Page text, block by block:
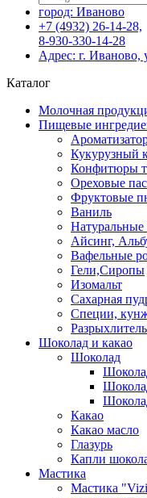
город: Иваново
+7 (4932) 26-14-28,
8-930-330-14-28
Адрес: г. Иваново,
Каталог
Молочная
Пищевые
Кукурузный
Конфитюры
Ореховые
Фруктовые
Ваниль
Натуральные
Айсинг,
Вафельные
Гели,Сиропы
Изомальт
Сахарная
Специи,
Разрыхлитель
Шоколад и какао
Шоколад
Какао
Какао масло
Глазурь
Капли
Мастика
Мастика